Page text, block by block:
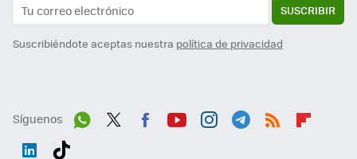
SUSCRIBIR
Suscribiéndote aceptas nuestra política de privacidad
Síguenos